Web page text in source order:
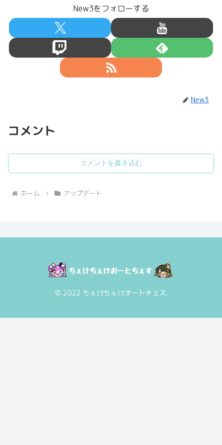
New3をフォローする
New3
コメント
コメントを書き込む
ホーム アップデート
© 2022 ちぇけちぇけオートチェス.